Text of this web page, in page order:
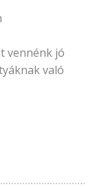
vennénk jó
való